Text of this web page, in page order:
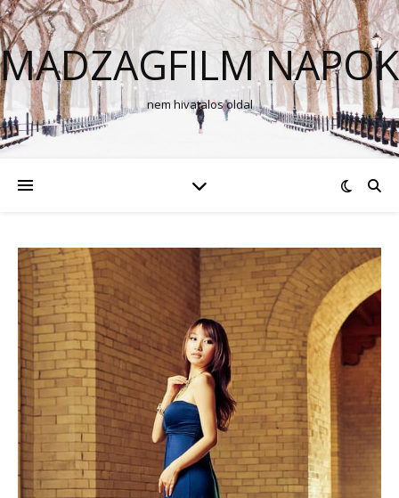
MADZAGFILM NAPOK
nem hivatalos oldal